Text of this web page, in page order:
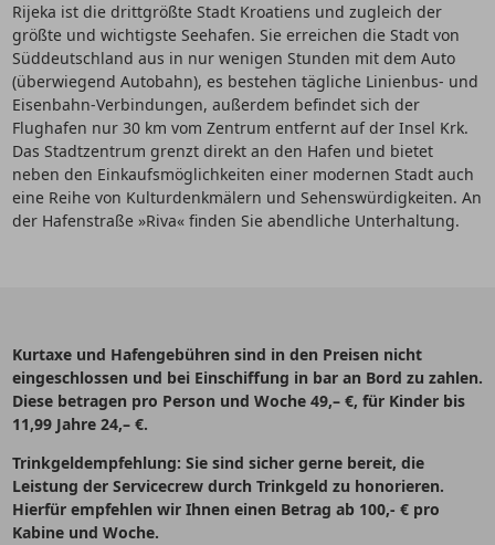
Rijeka ist die drittgrößte Stadt Kroatiens und zugleich der
größte und wichtigste Seehafen. Sie erreichen die Stadt von
Süddeutschland aus in nur wenigen Stunden mit dem Auto
(überwiegend Autobahn), es bestehen tägliche Linienbus- und
Eisenbahn-Verbindungen, außerdem befindet sich der
Flughafen nur 30 km vom Zentrum entfernt auf der Insel Krk.
Das Stadtzentrum grenzt direkt an den Hafen und bietet
neben den Einkaufsmöglichkeiten einer modernen Stadt auch
eine Reihe von Kulturdenkmälern und Sehenswürdigkeiten. An
der Hafenstraße »Riva« finden Sie abendliche Unterhaltung.
Kurtaxe und Hafengebühren sind in den Preisen nicht
eingeschlossen und bei Einschiffung in bar an Bord zu zahlen.
Diese betragen pro Person und Woche 49,– €, für Kinder bis
11,99 Jahre 24,– €.
Trinkgeldempfehlung: Sie sind sicher gerne bereit, die
Leistung der Servicecrew durch Trinkgeld zu honorieren.
Hierfür empfehlen wir Ihnen einen Betrag ab 100,- € pro
Kabine und Woche.